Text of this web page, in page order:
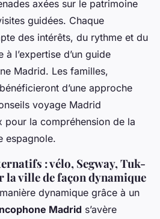
axées sur le patrimoine
guidées. Chaque
des intérêts, du rythme et du
l’expertise d’un guide
Madrid. Les familles,
d’une approche
voyage Madrid
pour la compréhension de la
espagnole.
: vélo, Segway, Tuk-
ville de façon dynamique
dynamique grâce à un
Madrid s’avère